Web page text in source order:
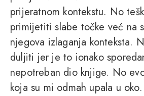
prijeratnom kontekstu. No
primijetiti slabe točke već na
njegova izlaganja konteksta.
duljiti jer je to ionako
nepotreban dio knjige. No
koja su mi odmah upala u oko.